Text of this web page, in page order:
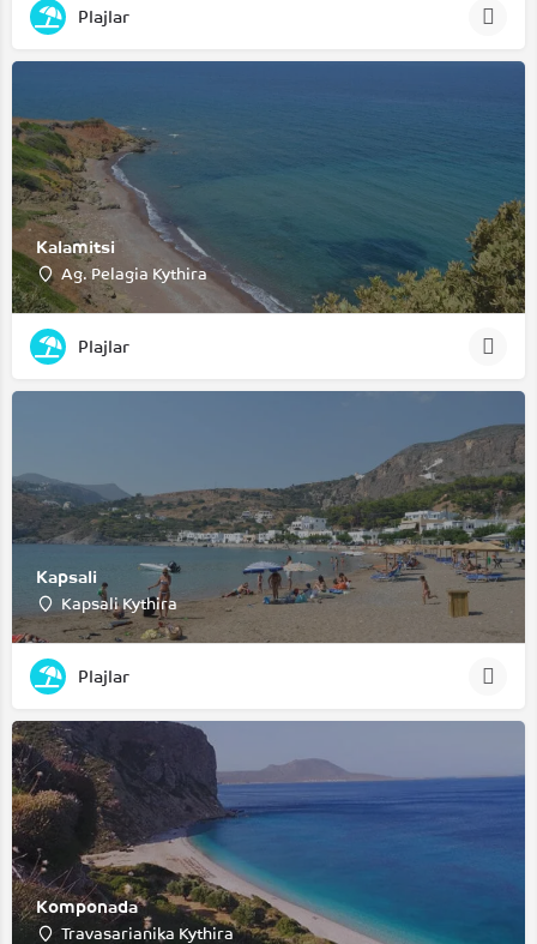
Plajlar
Kalamitsi
Ag. Pelagia Kythira
Plajlar
Kapsali
Kapsali Kythira
Plajlar
Komponada
Travasarianika Kythira